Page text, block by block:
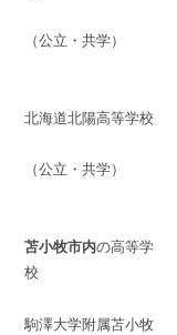
（公立・共学）
北海道北陽高等学校
（公立・共学）
苫小牧市内の高等学
校
駒澤大学附属苫小牧